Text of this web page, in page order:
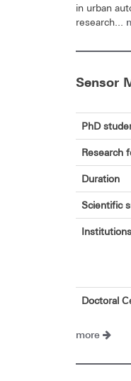
in urban
research...
Sensor
PhD
Research
Duration
Scientific
Institutions
Doctoral
more